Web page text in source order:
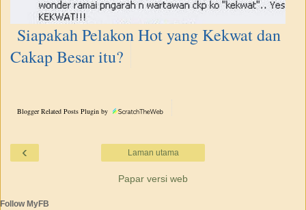
Siapakah Pelakon Hot yang Kekwat dan
Cakap Besar itu?
Blogger Related Posts Plugin by
‹ Laman utama
Papar versi web
Follow MyFB